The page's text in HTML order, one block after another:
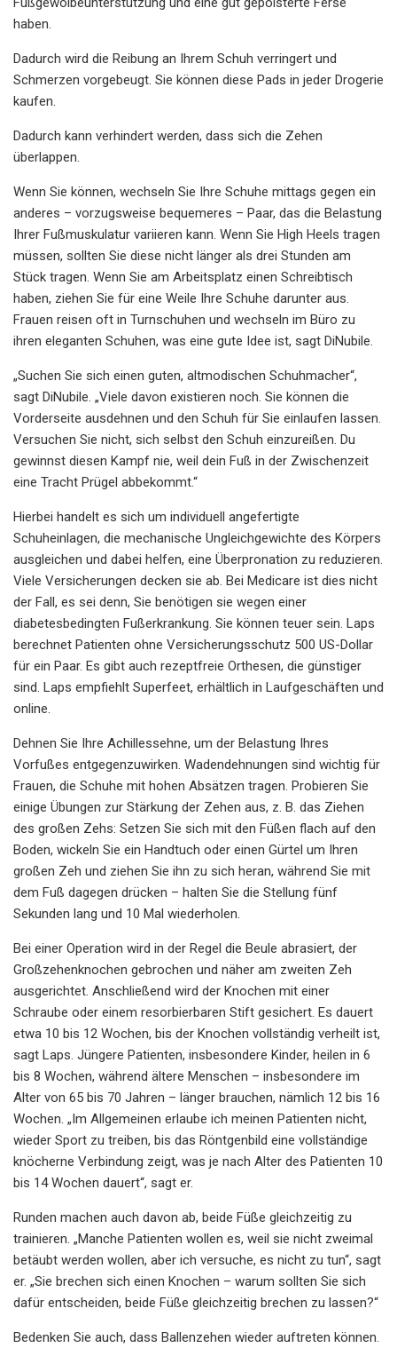
haben.
Dadurch wird die Reibung an Ihrem Schuh verringert und
Schmerzen vorgebeugt. Sie können diese Pads in jeder Drogerie
kaufen.
Dadurch kann verhindert werden, dass sich die Zehen
überlappen.
Wenn Sie können, wechseln Sie Ihre Schuhe mittags gegen ein
anderes – vorzugsweise bequemeres – Paar, das die Belastung
Ihrer Fußmuskulatur variieren kann. Wenn Sie High Heels tragen
müssen, sollten Sie diese nicht länger als drei Stunden am
Stück tragen. Wenn Sie am Arbeitsplatz einen Schreibtisch
haben, ziehen Sie für eine Weile Ihre Schuhe darunter aus.
Frauen reisen oft in Turnschuhen und wechseln im Büro zu
ihren eleganten Schuhen, was eine gute Idee ist, sagt DiNubile.
„Suchen Sie sich einen guten, altmodischen Schuhmacher“,
sagt DiNubile. „Viele davon existieren noch. Sie können die
Vorderseite ausdehnen und den Schuh für Sie einlaufen lassen.
Versuchen Sie nicht, sich selbst den Schuh einzureißen. Du
gewinnst diesen Kampf nie, weil dein Fuß in der Zwischenzeit
eine Tracht Prügel abbekommt.“
Hierbei handelt es sich um individuell angefertigte
Schuheinlagen, die mechanische Ungleichgewichte des Körpers
ausgleichen und dabei helfen, eine Überpronation zu reduzieren.
Viele Versicherungen decken sie ab. Bei Medicare ist dies nicht
der Fall, es sei denn, Sie benötigen sie wegen einer
diabetesbedingten Fußerkrankung. Sie können teuer sein. Laps
berechnet Patienten ohne Versicherungsschutz 500 US-Dollar
für ein Paar. Es gibt auch rezeptfreie Orthesen, die günstiger
sind. Laps empfiehlt Superfeet, erhältlich in Laufgeschäften und
online.
Dehnen Sie Ihre Achillessehne, um der Belastung Ihres
Vorfußes entgegenzuwirken. Wadendehnungen sind wichtig für
Frauen, die Schuhe mit hohen Absätzen tragen. Probieren Sie
einige Übungen zur Stärkung der Zehen aus, z. B. das Ziehen
des großen Zehs: Setzen Sie sich mit den Füßen flach auf den
Boden, wickeln Sie ein Handtuch oder einen Gürtel um Ihren
großen Zeh und ziehen Sie ihn zu sich heran, während Sie mit
dem Fuß dagegen drücken – halten Sie die Stellung fünf
Sekunden lang und 10 Mal wiederholen.
Bei einer Operation wird in der Regel die Beule abrasiert, der
Großzehenknochen gebrochen und näher am zweiten Zeh
ausgerichtet. Anschließend wird der Knochen mit einer
Schraube oder einem resorbierbaren Stift gesichert. Es dauert
etwa 10 bis 12 Wochen, bis der Knochen vollständig verheilt ist,
sagt Laps. Jüngere Patienten, insbesondere Kinder, heilen in 6
bis 8 Wochen, während ältere Menschen – insbesondere im
Alter von 65 bis 70 Jahren – länger brauchen, nämlich 12 bis 16
Wochen. „Im Allgemeinen erlaube ich meinen Patienten nicht,
wieder Sport zu treiben, bis das Röntgenbild eine vollständige
knöcherne Verbindung zeigt, was je nach Alter des Patienten 10
bis 14 Wochen dauert“, sagt er.
Runden machen auch davon ab, beide Füße gleichzeitig zu
trainieren. „Manche Patienten wollen es, weil sie nicht zweimal
betäubt werden wollen, aber ich versuche, es nicht zu tun“, sagt
er. „Sie brechen sich einen Knochen – warum sollten Sie sich
dafür entscheiden, beide Füße gleichzeitig brechen zu lassen?“
Bedenken Sie auch, dass Ballenzehen wieder auftreten können.